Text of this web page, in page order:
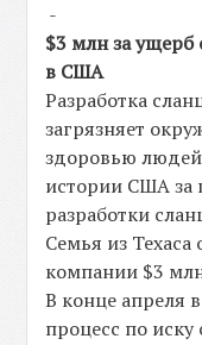
-
$3 млн за ущерб
в США
Разработка
загрязняет
здоровью
истории США за
разработки
Семья из
компании $3
В конце апреля
процесс по